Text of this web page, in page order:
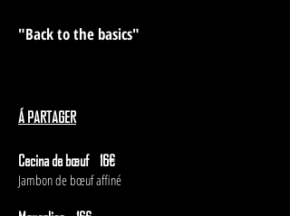
"Back to the basics"
Á PARTAGER
Cecina de bœuf 16€
Jambon de bœuf affiné